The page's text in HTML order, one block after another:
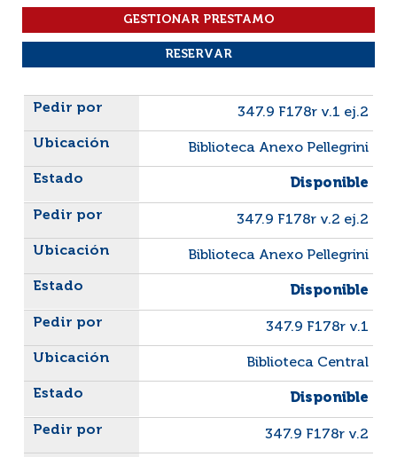
Liste des exemplaires
347.9 F178r v.1 ej.2
Biblioteca Anexo Pellegrini
Disponible
347.9 F178r v.2 ej.2
Biblioteca Anexo Pellegrini
Disponible
347.9 F178r v.1
Biblioteca Central
Disponible
347.9 F178r v.2